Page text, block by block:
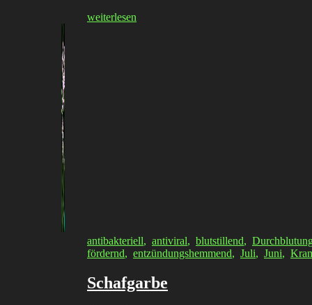
weiterlesen
antibakteriell, antiviral, blutstillend,
fördernd, entzündungshemmend, Juli, Juni,
Schafgarbe